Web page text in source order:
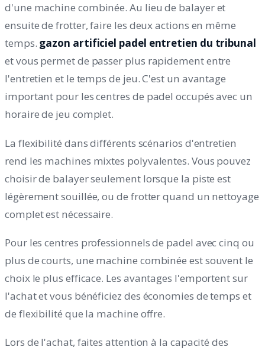
d'une machine combinée. Au lieu de balayer et
ensuite de frotter, faire les deux actions en même
temps. gazon artificiel padel entretien du tribunal
et vous permet de passer plus rapidement entre
l'entretien et le temps de jeu. C'est un avantage
important pour les centres de padel occupés avec un
horaire de jeu complet.
La flexibilité dans différents scénarios d'entretien
rend les machines mixtes polyvalentes. Vous pouvez
choisir de balayer seulement lorsque la piste est
légèrement souillée, ou de frotter quand un nettoyage
complet est nécessaire.
Pour les centres professionnels de padel avec cinq ou
plus de courts, une machine combinée est souvent le
choix le plus efficace. Les avantages l'emportent sur
l'achat et vous bénéficiez des économies de temps et
de flexibilité que la machine offre.
Lors de l'achat, faites attention à la capacité des